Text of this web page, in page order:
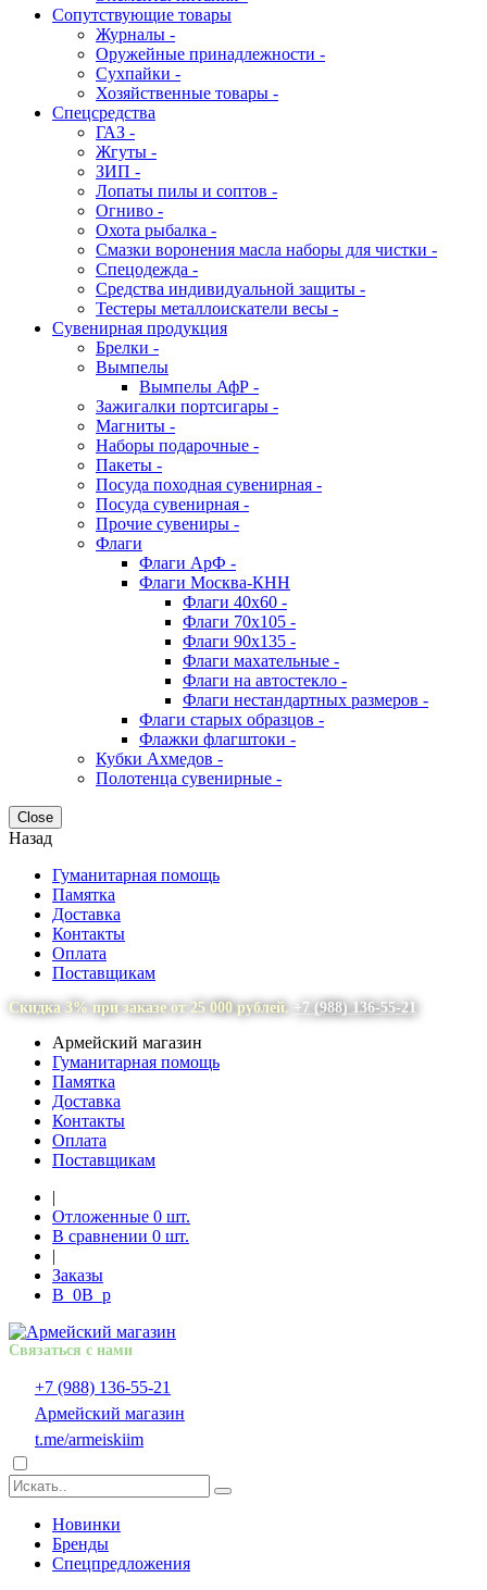
Сопутствующие товары
Журналы -
Оружейные принадлежности -
Сухпайки -
Хозяйственные товары -
Спецсредства
ГАЗ -
Жгуты -
ЗИП -
Лопаты пилы и соптов -
Огниво -
Охота рыбалка -
Смазки воронения масла наборы для чистки -
Спецодежда -
Средства индивидуальной защиты -
Тестеры металлоискатели весы -
Сувенирная продукция
Брелки -
Вымпелы
Вымпелы АфР -
Зажигалки портсигары -
Магниты -
Наборы подарочные -
Пакеты -
Посуда походная сувенирная -
Посуда сувенирная -
Прочие сувениры -
Флаги
Флаги АрФ -
Флаги Москва-КНН
Флаги 40х60 -
Флаги 70х105 -
Флаги 90х135 -
Флаги махательные -
Флаги на автостекло -
Флаги нестандартных размеров -
Флаги старых образцов -
Флажки флагштоки -
Кубки Ахмедов -
Полотенца сувенирные -
Close
Назад
Гуманитарная помощь
Памятка
Доставка
Контакты
Оплата
Поставщикам
Скидка 3% при заказе от 25 000 рублей. +7 (988) 136-55-21
Армейский магазин
Гуманитарная помощь
Памятка
Доставка
Контакты
Оплата
Поставщикам
|
Отложенные 0 шт.
В сравнении 0 шт.
|
Заказы
В 0В p
Связаться с нами
+7 (988) 136-55-21
Армейский магазин
t.me/armeiskiim
Новинки
Бренды
Спецпредложения